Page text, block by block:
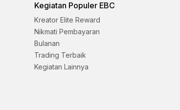
Kegiatan Populer EBC
Kreator Elite Reward
Nikmati Pembayaran
Bulanan
Trading Terbaik
Kegiatan Lainnya